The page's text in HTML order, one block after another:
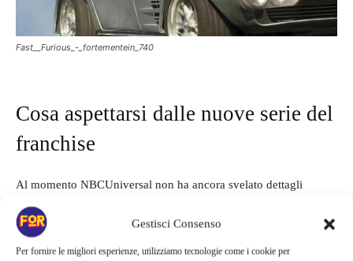
Gestisci Consenso
Per fornire le migliori esperienze, utilizziamo tecnologie come i cookie per
Fast__Furious_-_fortementein_740
Cosa aspettarsi dalle nuove serie del
franchise
Al momento NBCUniversal non ha ancora svelato dettagli
ufficiali sulle trame delle quattro serie, ma l’obiettivo sembra
chiaro: costruire un vero universo espanso di
L’idea sarebbe quella di esplorare personaggi secondari, nuove